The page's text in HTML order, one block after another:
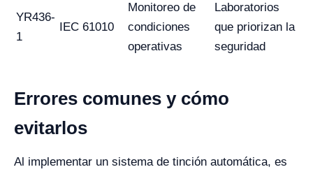
YR436-
1
IEC 61010
Monitoreo de
condiciones
operativas
Laboratorios
que priorizan la
seguridad
Errores comunes y cómo
evitarlos
Al implementar un sistema de tinción automática, es